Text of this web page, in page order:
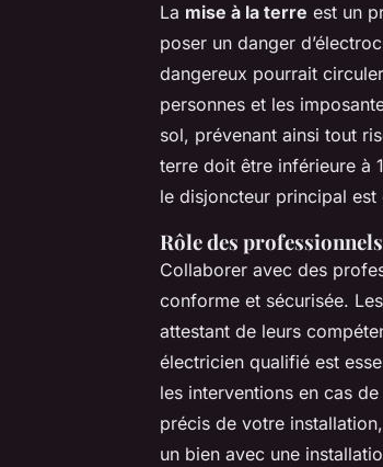
La mise à la terre est un
poser un danger
dangereux pourrait
personnes et les
sol, prévenant ainsi tout
terre doit être inférieure à
le disjoncteur principal
Rôle des
Collaborer avec des
conforme et sécurisée. Les
attestant de leurs
électricien qualifié est
les interventions en cas
précis de votre
un bien avec une